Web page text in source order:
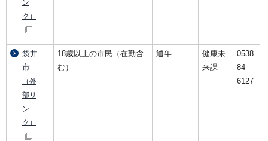
ン
ク）
袋井
市
（外
部リ
ン
ク）
18歳以上の市民（在勤含
む）
通年
健康未
来課
0538-
84-
6127